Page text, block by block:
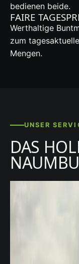
bedienen beide.
FAIRE
Werthaltige
zum
Mengen.
UNSER
DAS